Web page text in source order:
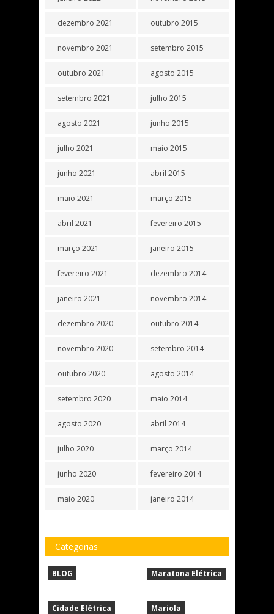
dezembro 2021
novembro 2021
outubro 2021
setembro 2021
agosto 2021
julho 2021
junho 2021
maio 2021
abril 2021
março 2021
fevereiro 2021
janeiro 2021
dezembro 2020
novembro 2020
outubro 2020
setembro 2020
agosto 2020
julho 2020
junho 2020
maio 2020
outubro 2015
setembro 2015
agosto 2015
julho 2015
junho 2015
maio 2015
abril 2015
março 2015
fevereiro 2015
janeiro 2015
dezembro 2014
novembro 2014
outubro 2014
setembro 2014
agosto 2014
maio 2014
abril 2014
março 2014
fevereiro 2014
janeiro 2014
Categorias
BLOG
Cidade Elétrica
Maratona Elétrica
Mariola